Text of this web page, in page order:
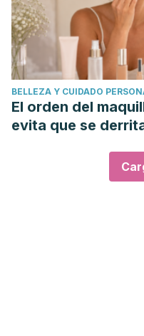
BELLEZA Y CUIDADO
El orden del
evita que se